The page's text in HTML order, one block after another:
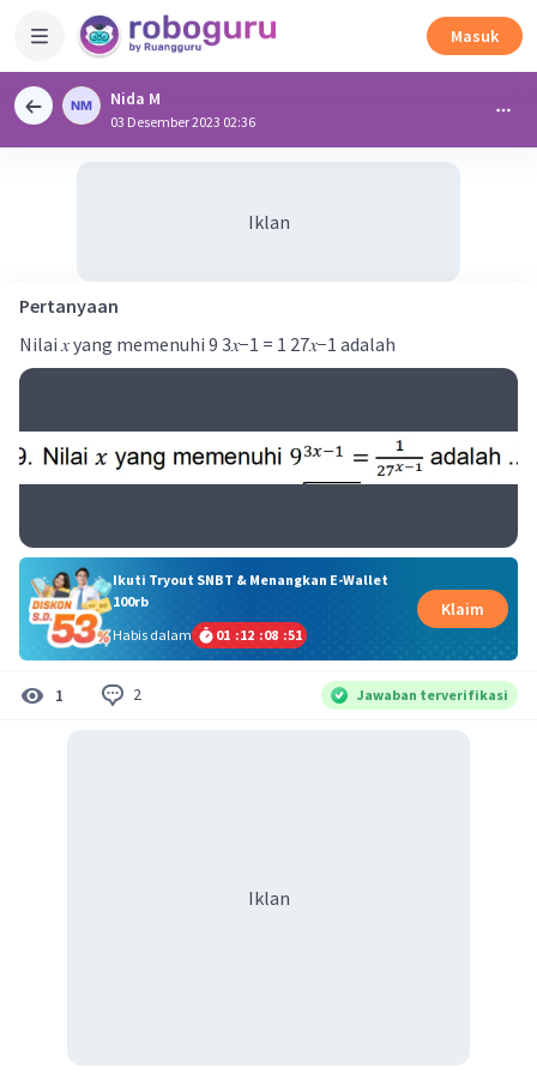
Masuk
Nida M
03 Desember 2023 02:36
Iklan
Pertanyaan
Nilai 𝑥 yang memenuhi 9 3𝑥−1 = 1 27𝑥−1 adalah
Ikuti Tryout SNBT & Menangkan E-Wallet
100rb
Habis dalam
01 :12 :08 :50
Klaim
1 2 Jawaban terverifikasi
Iklan